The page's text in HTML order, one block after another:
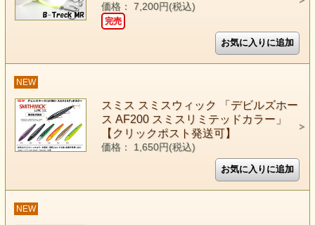
価格： 7,200円(税込)
完売
NEW
スミス スミスウィック 「デビルズホー
ス AF200 スミスリミテッドカラー」
【クリックポスト発送可】
価格： 1,650円(税込)
NEW